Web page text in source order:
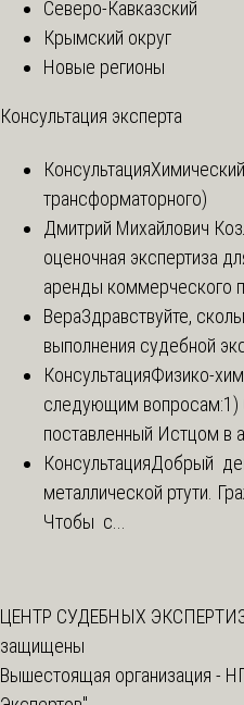
Северо-Кавказский
Крымский округ
Новые регионы
Консультация эксперта
Консультация
трансформаторного)
Дмитрий Михайлович
оценочная экспертиза
аренды коммерческого
ВераЗдравствуйте,
выполнения судебной
КонсультацияФизико-
следующим вопросам:1)
поставленный Истцом в
КонсультацияДобрый
металлической ртути.
Чтобы с...
ЦЕНТР СУДЕБНЫХ
защищены
Вышестоящая организация -